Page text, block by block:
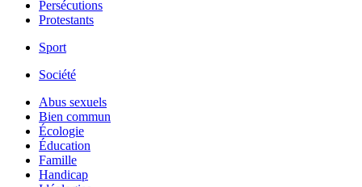
Persécutions
Protestants
Sport
Société
Abus sexuels
Bien commun
Écologie
Éducation
Famille
Handicap